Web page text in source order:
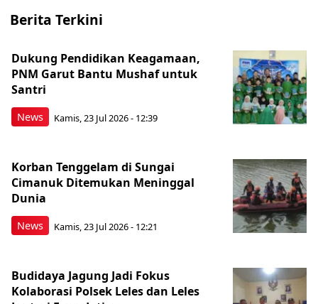
Berita Terkini
News
Dukung Pendidikan Keagamaan,
PNM Garut Bantu Mushaf untuk
Santri
Kamis, 23 Jul 2026 - 12:39
News
Korban Tenggelam di Sungai
Cimanuk Ditemukan Meninggal
Dunia
Kamis, 23 Jul 2026 - 12:21
Budidaya Jagung Jadi Fokus
Kolaborasi Polsek Leles dan Leles